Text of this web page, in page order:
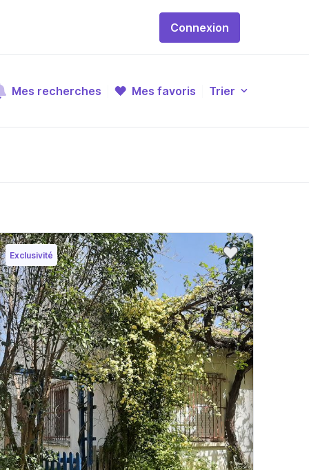
Connexion
Mes recherches Mes favoris Trier
Exclusivité